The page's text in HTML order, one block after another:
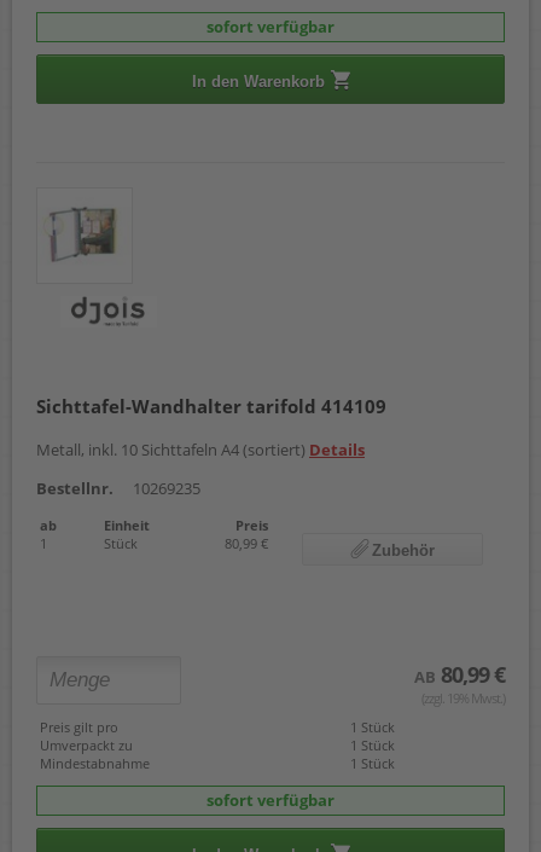
sofort verfügbar
In den Warenkorb
Sichttafel-Wandhalter tarifold 414109
Metall, inkl. 10 Sichttafeln A4 (sortiert) Details
Bestellnr.
10269235
ab Einheit
Preis
1
Stück 80,99 € Zubehör
AB 80,99 €
(zzgl. 19% Mwst.)
Preis gilt pro
1 Stück
Umverpackt zu
1 Stück
Mindestabnahme
1 Stück
sofort verfügbar